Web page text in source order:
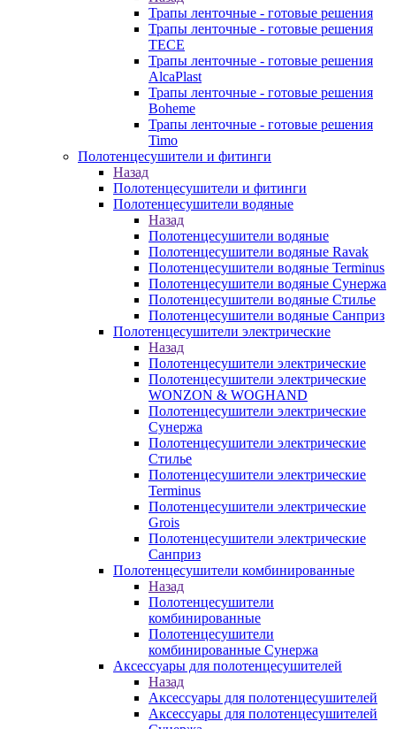
Трапы ленточные - готовые решения
Трапы ленточные - готовые решения
TECE
Трапы ленточные - готовые решения
AlcaPlast
Трапы ленточные - готовые решения
Boheme
Трапы ленточные - готовые решения
Timo
Полотенцесушители и фитинги
Назад
Полотенцесушители и фитинги
Полотенцесушители водяные
Назад
Полотенцесушители водяные
Полотенцесушители водяные Ravak
Полотенцесушители водяные Terminus
Полотенцесушители водяные Сунержа
Полотенцесушители водяные Стилье
Полотенцесушители водяные Санприз
Полотенцесушители электрические
Назад
Полотенцесушители электрические
Полотенцесушители электрические
WONZON & WOGHAND
Полотенцесушители электрические
Сунержа
Полотенцесушители электрические
Стилье
Полотенцесушители электрические
Terminus
Полотенцесушители электрические
Grois
Полотенцесушители электрические
Санприз
Полотенцесушители комбинированные
Назад
Полотенцесушители
комбинированные
Полотенцесушители
комбинированные Сунержа
Аксессуары для полотенцесушителей
Назад
Аксессуары для полотенцесушителей
Аксессуары для полотенцесушителей